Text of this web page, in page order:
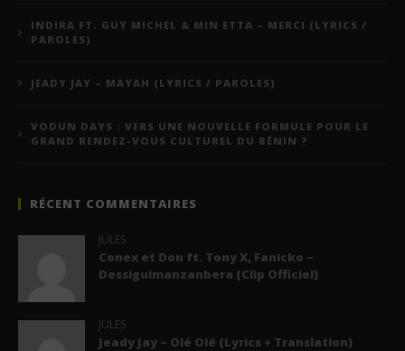
INDIRA FT. GUY MICHEL & MIN ETTA – MERCI (LYRICS /
PAROLES)
JEADY JAY – MAYAH (LYRICS / PAROLES)
VODUN DAYS : VERS UNE NOUVELLE FORMULE POUR LE
GRAND RENDEZ-VOUS CULTUREL DU BÉNIN ?
RÉCENT COMMENTAIRES
JULES
Conex et Don ft. Tony X, Fanicko –
Dessiguimanzanbera (Clip Officiel)
JULES
Jeady Jay – Olé Olé (Lyrics + Translation)